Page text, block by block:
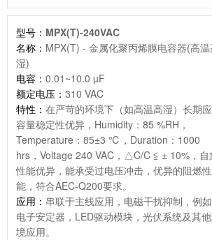
型号： MPX(T)-240VAC
名称： MPX(T) - 金属化聚丙烯膜电容器(高温
湿)
电容： 0.01~10.0 µF
额定电压： 310 VAC
特性： 在严苛的环境下（如高温高湿）长期
容量稳定性优异，Humidity：85 %RH，
Temperature：85±3 ℃，Duration：1000
hrs，Voltage 240 VAC，△C/C ≦ ± 10%，自
性能优异，能承受过电压冲击，优异的阻燃性
能，符合AEC-Q200要求。
应用： 串联于主线应用，电磁干扰抑制，例如
电子安定器，LED驱动模块，光伏系统及其
境应用。